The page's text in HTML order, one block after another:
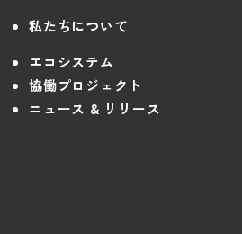
私たちについて
エコシステム
協働プロジェクト
ニュース & リリース